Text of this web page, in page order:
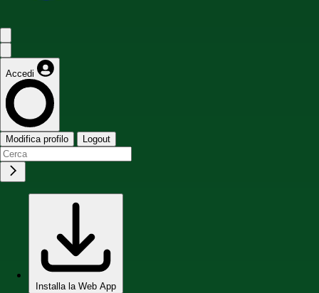
Accedi
Modifica profilo Logout
Installa la Web App